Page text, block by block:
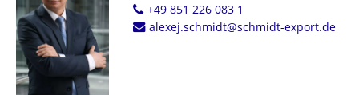
+49 851 226 083 1
alexej.schmidt@schmidt-export.de